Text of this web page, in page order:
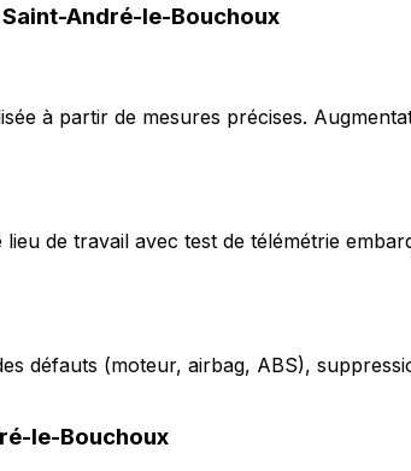
André-le-Bouchoux
à partir de mesures précises.
de travail avec test de télémétrie
défauts (moteur, airbag, ABS),
le-Bouchoux